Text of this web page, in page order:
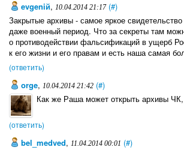
evgeniй, 10.04.2014 21:17 (#)
Закрытые архивы - самое яркое
даже военный период. Что за секреты там
о противодействии фальсификаций в ущерб
к его жизни и его правам и есть наша самая
(ответить)
orge, 10.04.2014 21:42 (#)
Как же Раша может открыть архивы
(ответить)
bel_medved, 11.04.2014 00:01 (#)